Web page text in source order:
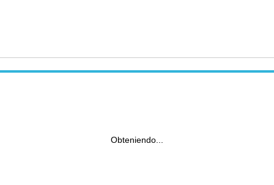
Obteniendo...